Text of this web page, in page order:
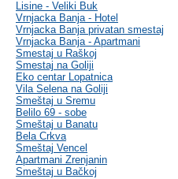
Lisine - Veliki Buk
Vrnjacka Banja - Hotel
Vrnjacka Banja privatan smestaj
Vrnjacka Banja - Apartmani
Smestaj u Raškoj
Smestaj na Goliji
Eko centar Lopatnica
Vila Selena na Goliji
Smeštaj u Sremu
Belilo 69 - sobe
Smeštaj u Banatu
Bela Crkva
Smeštaj Vencel
Apartmani Zrenjanin
Smeštaj u Bačkoj